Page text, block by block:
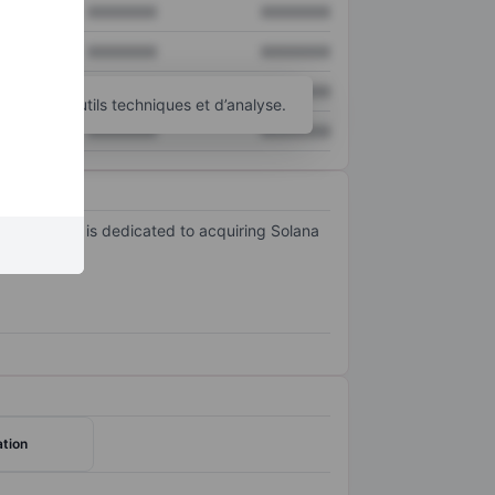
XXXXXXX XXXXXXX
d’autres outils techniques et d’analyse.
company is dedicated to acquiring Solana